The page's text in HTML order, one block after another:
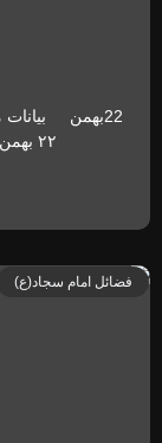
22بهمن
۲۲ بهمن بیست و دوم بهمن، در حکم عید غدیر
فضائل امام سجاد(ع)